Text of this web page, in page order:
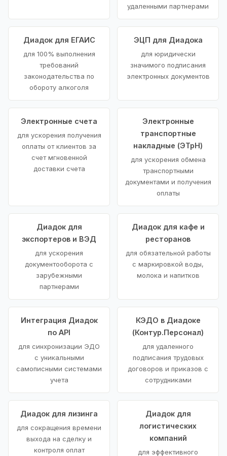
удаленными партнерами
Диадок для ЕГАИС
для 100% выполнения
требований
законодательства по
обороту алкоголя
ЭЦП для Диадока
для юридически
значимого подписания
электронных документов
Электронные счета
для ускорения получения
оплаты от клиентов за
счет мгновенной
доставки счета
Электронные
транспортные
накладные (ЭТрН)
для ускорения обмена
транспортными
документами и получения
оплаты
Диадок для
экспортеров и ВЭД
для ускорения
документооборота с
зарубежными
партнерами
Диадок для кафе и
ресторанов
для обязательной работы
с маркировкой воды,
молока и напитков
Интеграция Диадок
по API
для синхронизации ЭДО
с уникальными
самописными системами
учета
КЭДО в Диадоке
(Контур.Персонал)
для удаленного
подписания трудовых
договоров и приказов с
сотрудниками
Диадок для лизинга
для сокращения времени
выхода на сделку и
контроля оплат
Диадок для
логистических
компаний
для эффективного